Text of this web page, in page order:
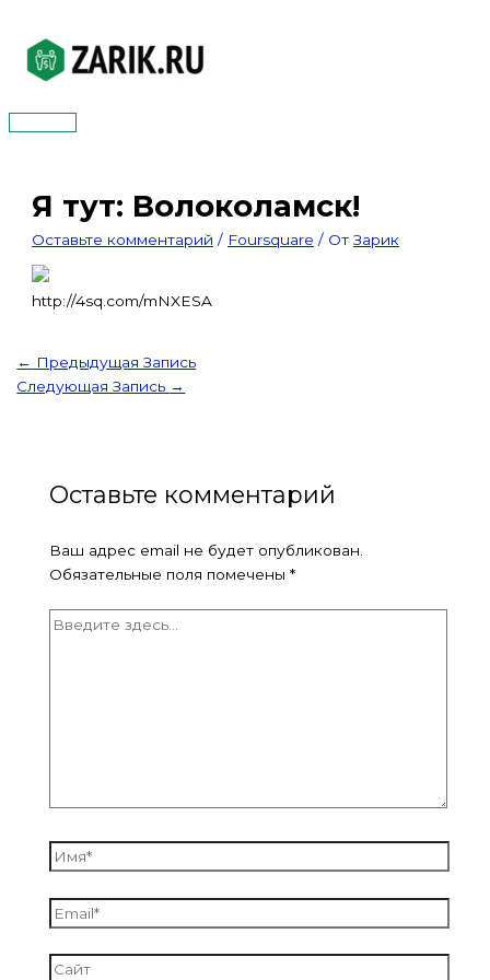
содержимому
Главное
Я тут: Волоколамск!
Оставьте комментарий / Foursquare / ОтЗарик
http://4sq.com/mNXESA
← Предыдущая Запись
Следующая Запись →
Оставьте комментарий
Ваш адрес email не будет опубликован.
Обязательные поля помечены *
Введите
Имя*
Email*
Сайт